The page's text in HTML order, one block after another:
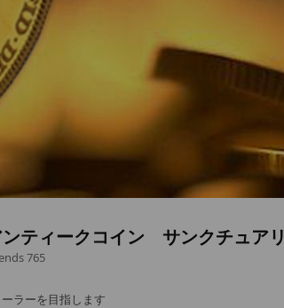
ンティークコイン サンクチュアリ
765
ラーを目指します